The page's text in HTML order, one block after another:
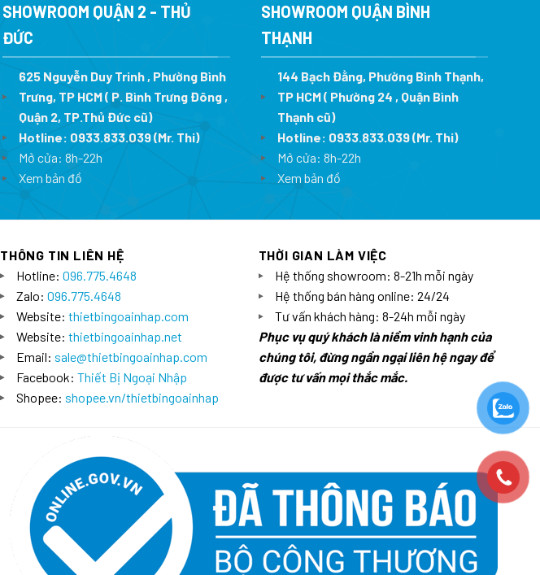
SHOWROOM QUẬN 2 - THỦ
ĐỨC
625 Nguyễn Duy Trinh , Phường Bình
Trưng, TP HCM ( P. Bình Trưng Đông ,
Quận 2, TP.Thủ Đức cũ)
Hotline: 0933.833.039(Mr. Thi)
Mở cửa: 8h-22h
Xem bản đồ
SHOWROOM QUẬN BÌNH
THẠNH
144 Bạch Đằng, Phường Bình Thạnh,
TP HCM ( Phường 24 , Quận Bình
Thạnh cũ)
Hotline: 0933.833.039(Mr. Thi)
Mở cửa: 8h-22h
Xem bản đồ
THÔNG TIN LIÊN HỆ
Hotline: 096.775.4648
Zalo: 096.775.4648
Website: thietbingoainhap.com
Website: thietbingoainhap.net
Email: sale@thietbingoainhap.com
Facebook: Thiết Bị Ngoại Nhập
Shopee: shopee.vn/thietbingoainhap
THỜI GIAN LÀM VIỆC
Hệ thống showroom: 8-21h mỗi ngày
Hệ thống bán hàng online: 24/24
Tư vấn khách hàng: 8-24h mỗi ngày
Phục vụ quý khách là niềm vinh hạnh của
chúng tôi, đừng ngần ngại liên hệ ngay để
được tư vấn mọi thắc mắc.